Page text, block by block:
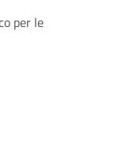
per le